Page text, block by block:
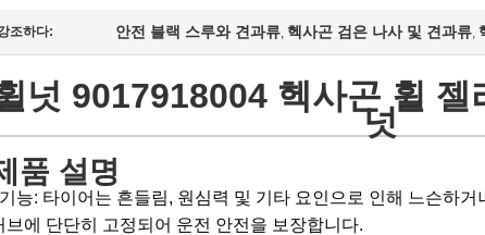
조하다: 안전 블랙 스루와 견과류, 헥사곤 검은 나사 및 견과류,
넛 9017918004 헥사곤 휠 젤
넛
품 설명
능: 타이어는 흔들림, 원심력 및 기타 요인으로 인해 느슨하거
브에 단단히 고정되어 운전 안전을 보장합니다.